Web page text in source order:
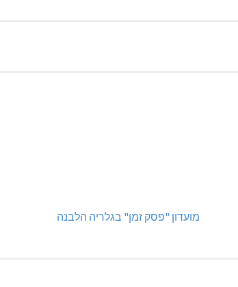
מועדון "פסק זמן" בגלריה הלבנה